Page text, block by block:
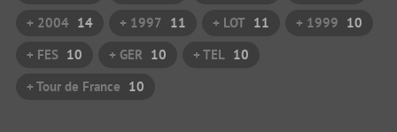
+ 2004 14 + 1997 11 + LOT 11 + 1999 10
+ FES 10 + GER 10 + TEL 10
+ Tour de France 10